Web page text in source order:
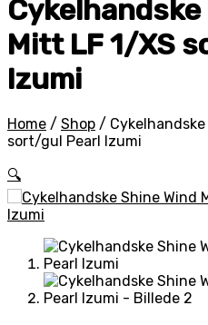
Cykelhandske
Mitt LF 1/XS
Izumi
Home / Shop /
sort/gul Pearl Izumi
🔍